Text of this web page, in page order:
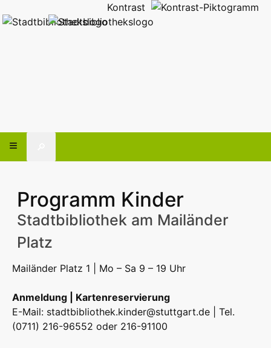
Kontrast
Programm Kinder
Stadtbibliothek am Mailänder
Platz
Mailänder Platz 1 | Mo – Sa 9 – 19 Uhr
Anmeldung | Kartenreservierung
E-Mail: stadtbibliothek.kinder@stuttgart.de | Tel.
(0711) 216-96552 oder 216-91100